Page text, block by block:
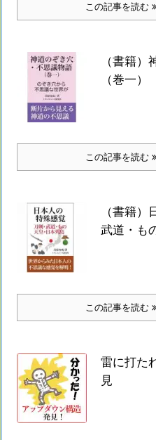
この記事を読む
（書籍
（巻一）
この記事を読む
（書籍）
武道・も
この記事を読む
雷に打た
見